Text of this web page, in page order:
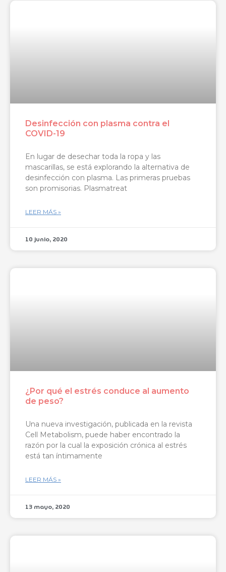
Desinfección con plasma contra el
COVID-19
En lugar de desechar toda la ropa y las
mascarillas, se está explorando la alternativa de
desinfección con plasma. Las primeras pruebas
son promisorias. Plasmatreat
LEER MÁS »
10 junio, 2020
¿Por qué el estrés conduce al aumento
de peso?
Una nueva investigación, publicada en la revista
Cell Metabolism, puede haber encontrado la
razón por la cual la exposición crónica al estrés
está tan íntimamente
LEER MÁS »
13 mayo, 2020